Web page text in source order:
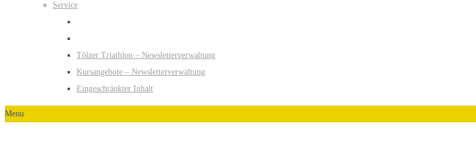
Service
Tölzer Triathlon – Newsletterverwaltung
Kursangebote – Newsletterverwaltung
Eingeschränkter Inhalt
Menu